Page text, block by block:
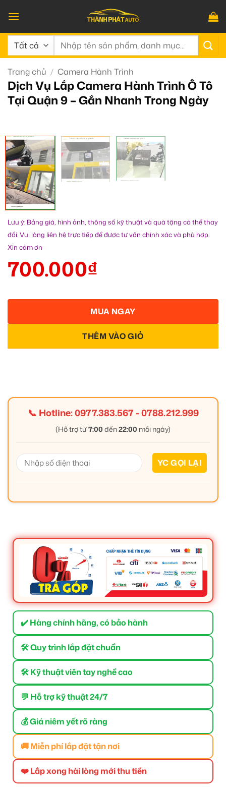
qua
nội
dung
Tìm
Trang chủ / Camera Hành Trình
Dịch Vụ Lắp Camera Hành Trình Ô Tô
Tại Quận 9 – Gắn Nhanh Trong Ngày
Lưu ý: Bảng giá, hình ảnh, thông số kỹ thuật và quà tặng có thể thay
đổi. Vui lòng liên hệ trực tiếp để được tư vấn chính xác và phù hợp.
Xin cảm ơn
700.000₫
THÊM VÀO GIỎ
MUA NGAY
📞 Hotline:0977.383.567-0788.212.999
(Hỗ trợ từ7:00 đến22:00 mỗi ngày)
✔️ Hàng chính hãng, có bảo hành
🛠 Quy trình lắp đặt chuẩn
🛠 Kỹ thuật viên tay nghề cao
💬 Hỗ trợ kỹ thuật 24/7
💰 Giá niêm yết rõ ràng
🚚 Miễn phí lắp đặt tận nơi
❤️ Lắp xong hài lòng mới thu tiền